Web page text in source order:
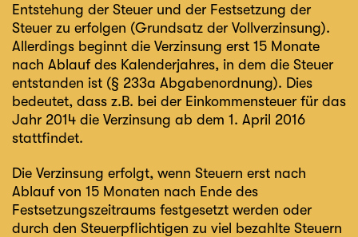
Entstehung der Steuer und der Festsetzung der
Steuer zu erfolgen (Grundsatz der Vollverzinsung).
Allerdings beginnt die Verzinsung erst 15 Monate
nach Ablauf des Kalenderjahres, in dem die Steuer
entstanden ist (§ 233a Abgabenordnung). Dies
bedeutet, dass z.B. bei der Einkommensteuer für das
Jahr 2014 die Verzinsung ab dem 1. April 2016
stattfindet.
Die Verzinsung erfolgt, wenn Steuern erst nach
Ablauf von 15 Monaten nach Ende des
Festsetzungszeitraums festgesetzt werden oder
durch den Steuerpflichtigen zu viel bezahlte Steuern